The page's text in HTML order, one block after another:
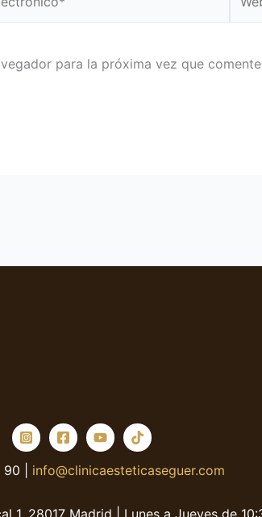
para la próxima vez que
| info@clinicaesteticaseguer.com
1, 28017 Madrid | Lunes a Jueves de